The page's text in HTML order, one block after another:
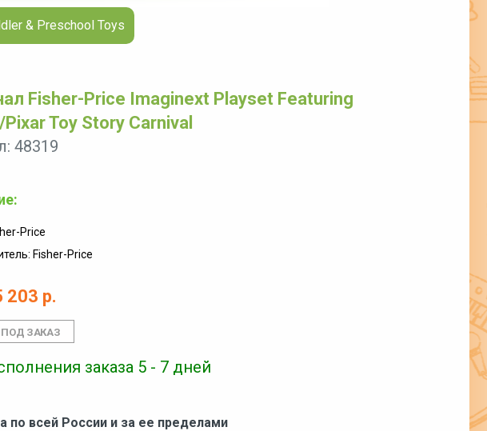
& Preschool Toys
Fisher-Price Imaginext Playset Featuring
Toy Story Carnival
48319
Price
Fisher-Price
203 р.
заказа 5 - 7 дней
по всей России и за ее пределами